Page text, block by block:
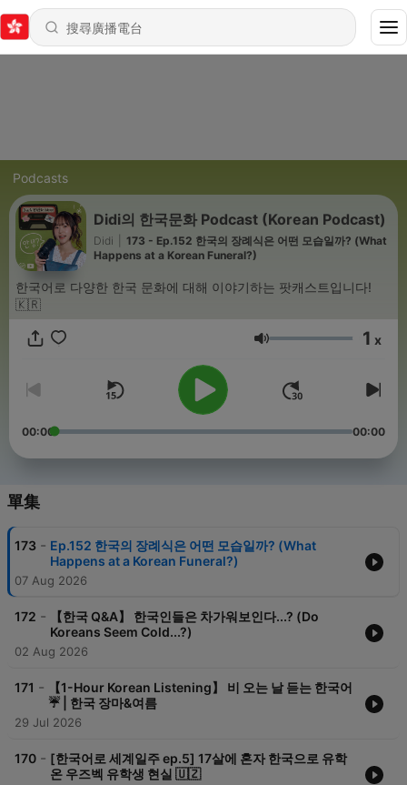
Podcasts
Didi의 한국문화 Podcast (Korean Podcast)
Didi
173 - Ep.152 한국의 장례식은 어떤 모습일까? (What
Happens at a Korean Funeral?)
한국어로 다양한 한국 문화에 대해 이야기하는 팟캐스트입니다!
🇰🇷
音量 1 x
00:00 00:00
單集
173 - Ep.152 한국의 장례식은 어떤 모습일까? (What
Happens at a Korean Funeral?)
07 Aug 2026
172 -
【한국 Q&A】 한국인들은 차가워보인다...? (Do
Koreans Seem Cold...?)
02 Aug 2026
171 -
【1-Hour Korean Listening】 비 오는 날 듣는 한국어
☔️ | 한국 장마&여름
29 Jul 2026
170 - [한국어로 세계일주 ep.5] 17살에 혼자 한국으로 유학
온 우즈벡 유학생 현실 🇺🇿